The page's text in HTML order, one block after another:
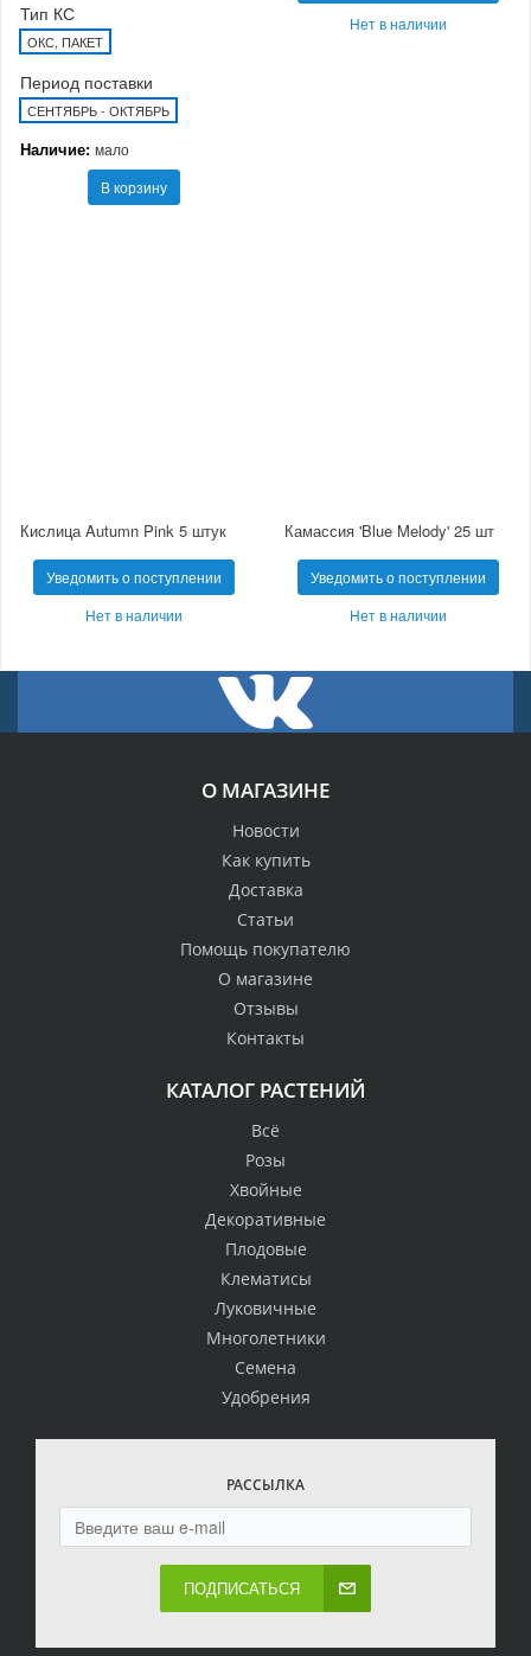
Тип КС
ОКС, ПАКЕТ
Период поставки
СЕНТЯБРЬ - ОКТЯБРЬ
Наличие: мало
В корзину
Нет в наличии
Кислица Autumn Pink 5 штук
Уведомить о поступлении
Нет в наличии
Камассия 'Blue Melody' 25 шт
Уведомить о поступлении
Нет в наличии
О МАГАЗИНЕ
Новости
Как купить
Доставка
Статьи
Помощь покупателю
О магазине
Отзывы
Контакты
КАТАЛОГ РАСТЕНИЙ
Всё
Розы
Хвойные
Декоративные
Плодовые
Клематисы
Луковичные
Многолетники
Семена
Удобрения
РАССЫЛКА
ПОДПИСАТЬСЯ